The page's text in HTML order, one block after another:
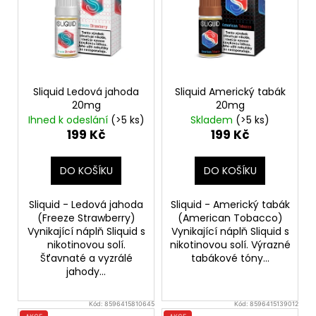
Sliquid Ledová jahoda
20mg
Ihned k odeslání (>5 ks)
199 Kč
DO KOŠÍKU
Sliquid - Ledová jahoda
(Freeze Strawberry)
Vynikající náplň Sliquid s
nikotinovou solí.
Šťavnaté a vyzrálé
jahody...
Sliquid Americký tabák
20mg
Skladem (>5 ks)
199 Kč
DO KOŠÍKU
Sliquid - Americký tabák
(American Tobacco)
Vynikající náplň Sliquid s
nikotinovou solí. Výrazné
tabákové tóny...
Kód:8596415810645
Kód:8596415139012